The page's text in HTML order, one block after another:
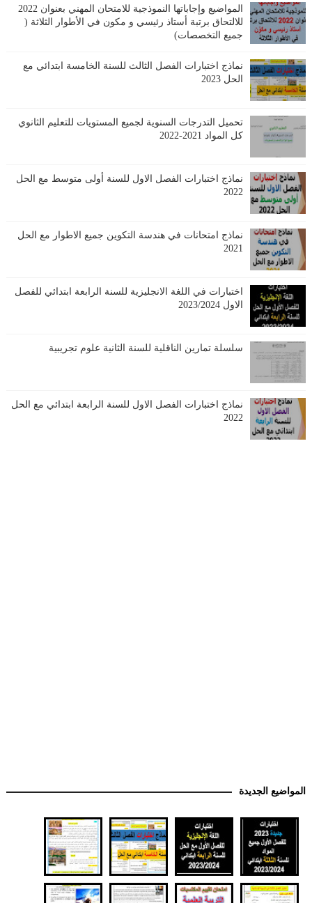
المواضيع وإجاباتها النموذجية للامتحان المهني بعنوان 2022
للالتحاق برتبة أستاذ رئيسي و مكون في الأطوار الثلاثة (
جميع التخصصات)
نماذج اختبارات الفصل الثالث للسنة الخامسة ابتدائي مع
الحل 2023
تحميل التدرجات السنوية لجميع المستويات للتعليم الثانوي
كل المواد 2021-2022
نماذج اختبارات الفصل الاول للسنة أولى متوسط مع الحل
2022
نماذج امتحانات في هندسة التكوين جميع الاطوار مع الحل
2021
اختبارات في اللغة الانجليزية للسنة الرابعة ابتدائي للفصل
الاول 2023/2024
سلسلة تمارين الناقلية للسنة الثانية علوم تجريبية
نماذج اختبارات الفصل الاول للسنة الرابعة ابتدائي مع الحل
2022
المواضيع الجديدة